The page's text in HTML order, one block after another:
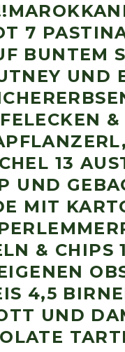
7
BUNTEM
UND
13
UND
MIT
& CHIPS
4,5
UND